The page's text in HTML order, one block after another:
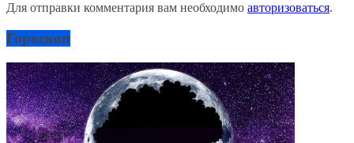
Для отправки комментария вам необходимо авторизоваться.
Гороскоп